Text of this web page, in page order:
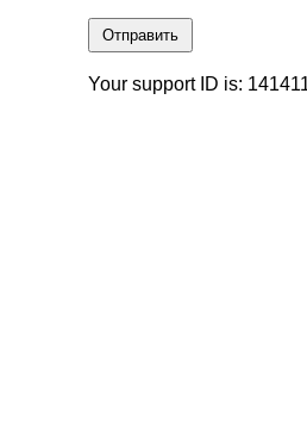
Отправить
Your support ID is: